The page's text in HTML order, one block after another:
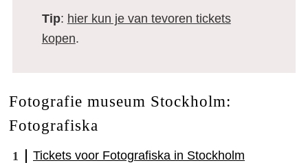
Tip: hier kun je van tevoren tickets
kopen.
Fotografie museum Stockholm:
Fotografiska
Tickets voor Fotografiska in Stockholm